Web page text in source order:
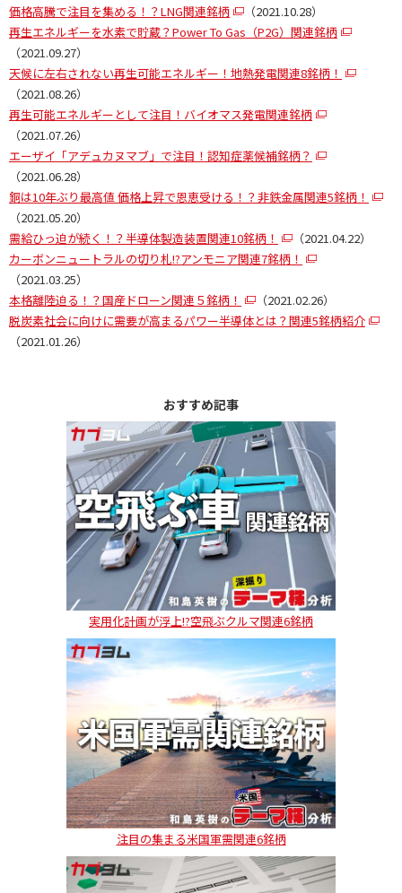
価格高騰で注目を集める！？LNG関連銘柄
（2021.10.28）
再生エネルギーを水素で貯蔵？Power To Gas（P2G）関連銘柄
（2021.09.27）
天候に左右されない再生可能エネルギー！地熱発電関連8銘柄！
（2021.08.26）
再生可能エネルギーとして注目！バイオマス発電関連銘柄
（2021.07.26）
エーザイ「アデュカヌマブ」で注目！認知症薬候補銘柄？
（2021.06.28）
銅は10年ぶり最高値 価格上昇で恩恵受ける！？非鉄金属関連5銘柄！
（2021.05.20）
需給ひっ迫が続く！？半導体製造装置関連10銘柄！
（2021.04.22）
カーボンニュートラルの切り札!?アンモニア関連7銘柄！
（2021.03.25）
本格離陸迫る！？国産ドローン関連５銘柄！
（2021.02.26）
脱炭素社会に向けに需要が高まるパワー半導体とは？関連5銘柄紹介
（2021.01.26）
おすすめ記事
実用化計画が浮上!?空飛ぶクルマ関連6銘柄
注目の集まる米国軍需関連6銘柄